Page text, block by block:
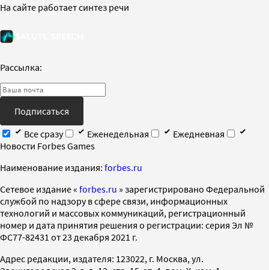
На сайте работает синтез речи
Рассылка:
Подписаться
Все сразу
Еженедельная
Ежедневная
Новости Forbes Games
Наименование издания: forbes.ru
Cетевое издание « forbes.ru » зарегистрировано Федеральной
службой по надзору в сфере связи, информационных
технологий и массовых коммуникаций, регистрационный
номер и дата принятия решения о регистрации: серия Эл №
ФС77-82431 от 23 декабря 2021 г.
Адрес редакции, издателя: 123022, г. Москва, ул.